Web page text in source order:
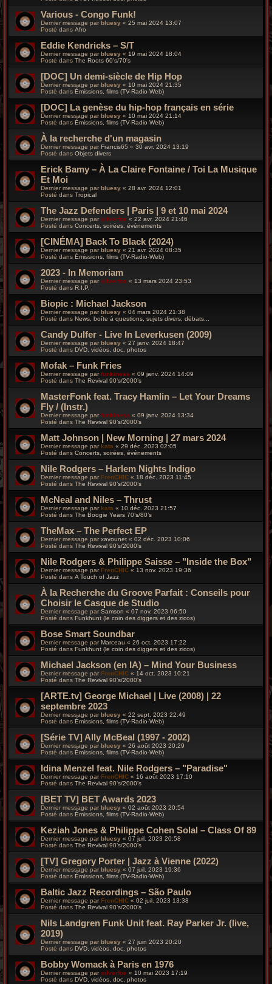
Various - Congo Funk!
Dernier message par bluesy « 25 mai 2024 13:07
Posté dans Afro
Eddie Kendricks – S/T
Dernier message parbluesy « 19 mai 2024 18:04
Posté dans The Roots 60's/70's
[DOC] Un demi-siècle de Hip Hop
Dernier message par bluesy « 10 mai 2024 21:35
Posté dans Émissions, films (TV-Radio-Web)
[DOC] La genèse du hip-hop français en série
Dernier message parbluesy « 10 mai 2024 21:14
Posté dans Émissions, films (TV-Radio-Web)
À la recherche d'un magasin
Dernier message par Francis65 « 30 avr. 2024 13:19
Posté dans Objets divers
Erick Bamy – À La Claire Fontaine / Toi La Musique
Et Moi
Dernier message par bluesy « 28 avr. 2024 12:01
Posté dans Tropical
The Jazz Defenders | Paris | 9 et 10 mai 2024
Dernier message par silverfox « 22 avr. 2024 21:46
Posté dans Concerts, soirées, événements
[CINÉMA] Back To Black (2024)
Dernier message parbluesy « 21 avr. 2024 08:35
Posté dans Émissions, films (TV-Radio-Web)
2023 - In Memoriam
Dernier message par silverfox « 13 mars 2024 23:53
Posté dans R.I.P.
Biopic : Michael Jackson
Dernier message parbluesy « 04 mars 2024 21:38
Posté dans News, boîte à questions, sujets divers, débats...
Candy Dulfer - Live In Leverkusen (2009)
Dernier message par bluesy « 27 janv. 2024 18:47
Posté dans DVD, vidéos, doc, photos
Mofak – Funk Fries
Dernier message parfunkiness « 09 janv. 2024 14:09
Posté dans The Revival 90’s/2000’s
MasterFonk feat. Tracy Hamlin – Let Your Dreams
Fly / (Instr.)
Dernier message par funkiness « 09 janv. 2024 13:34
Posté dans The Revival 90’s/2000’s
Matt Johnson | New Morning | 27 mars 2024
Dernier message parkata « 29 déc. 2023 02:05
Posté dans Concerts, soirées, événements
Nile Rodgers – Harlem Nights Indigo
Dernier message par FrenCHIC « 18 déc. 2023 11:45
Posté dans The Revival 90’s/2000’s
McNeal and Niles – Thrust
Dernier message parkata « 10 déc. 2023 21:57
Posté dans The Boogie Years 70’s/80’s
TheMax – The Perfect EP
Dernier message par xavounet « 02 déc. 2023 10:06
Posté dans The Revival 90’s/2000’s
Nile Rodgers & Philippe Saisse – "Inside the Box"
Dernier message parFrenCHIC « 13 nov. 2023 19:36
Posté dans A Touch of Jazz
À la Recherche du Groove Parfait : Conseils pour
Choisir le Casque de Studio
Dernier message par Samson « 07 nov. 2023 06:50
Posté dans Funkhunt (le coin des diggers et des zicos)
Bose Smart Soundbar
Dernier message parMarceau « 26 oct. 2023 17:22
Posté dans Funkhunt (le coin des diggers et des zicos)
Michael Jackson (en IA) – Mind Your Business
Dernier message par FrenCHIC « 14 oct. 2023 10:21
Posté dans The Revival 90’s/2000’s
[ARTE.tv] George Michael | Live (2008) | 22
septembre 2023
Dernier message par bluesy « 22 sept. 2023 22:49
Posté dans Émissions, films (TV-Radio-Web)
[Série TV] Ally McBeal (1997 - 2002)
Dernier message par bluesy « 26 août 2023 20:29
Posté dans Émissions, films (TV-Radio-Web)
Idina Menzel feat. Nile Rodgers – "Paradise"
Dernier message parFrenCHIC « 16 août 2023 17:10
Posté dans The Revival 90’s/2000’s
[BET TV] BET Awards 2023
Dernier message par bluesy « 02 août 2023 20:54
Posté dans Émissions, films (TV-Radio-Web)
Keziah Jones & Philippe Cohen Solal – Class Of 89
Dernier message parbluesy « 07 juil. 2023 20:58
Posté dans The Revival 90’s/2000’s
[TV] Gregory Porter | Jazz à Vienne (2022)
Dernier message par bluesy « 07 juil. 2023 19:36
Posté dans Émissions, films (TV-Radio-Web)
Baltic Jazz Recordings – São Paulo
Dernier message parFrenCHIC « 02 juil. 2023 13:38
Posté dans The Revival 90’s/2000’s
Nils Landgren Funk Unit feat. Ray Parker Jr. (live,
2019)
Dernier message par bluesy « 27 juin 2023 20:20
Posté dans DVD, vidéos, doc, photos
Bobby Womack à Paris en 1976
Dernier message parsilverfox « 10 mai 2023 17:19
Posté dans DVD, vidéos, doc, photos